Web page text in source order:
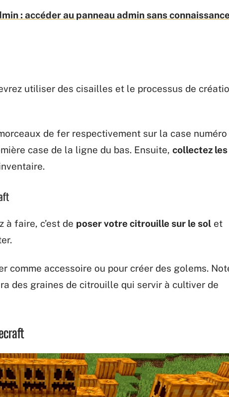
: accéder au panneau admin sans
utiliser des cisailles et le processus de
de fer respectivement sur la case numéro
case de la ligne du bas. Ensuite, collectez les
à faire, c’est de poser votre citrouille sur le sol et
comme accessoire ou pour créer des golems.
des graines de citrouille qui servir à cultiver de